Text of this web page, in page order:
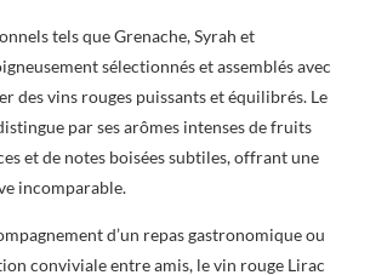
tels que Grenache, Syrah et
sélectionnés et assemblés avec
des vins rouges puissants et équilibrés. Le
par ses arômes intenses de fruits
et de notes boisées subtiles, offrant une
incomparable.
d’un repas gastronomique ou
conviviale entre amis, le vin rouge Lirac